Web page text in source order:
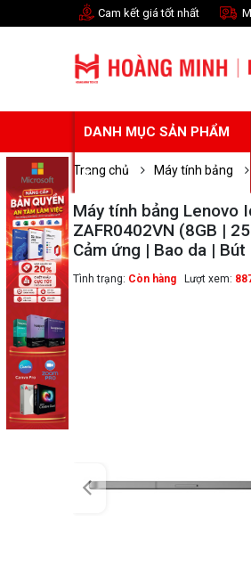
Cam kết giá tốt nhất
DANH MỤC SẢN PHẨM
Trang chủ Máy tính bảng
Máy tính bảng Lenovo
ZAFR0402VN (8GB |
Cảm ứng | Bao da | Bút
Tình trạng: Còn hàng Lượt xem: